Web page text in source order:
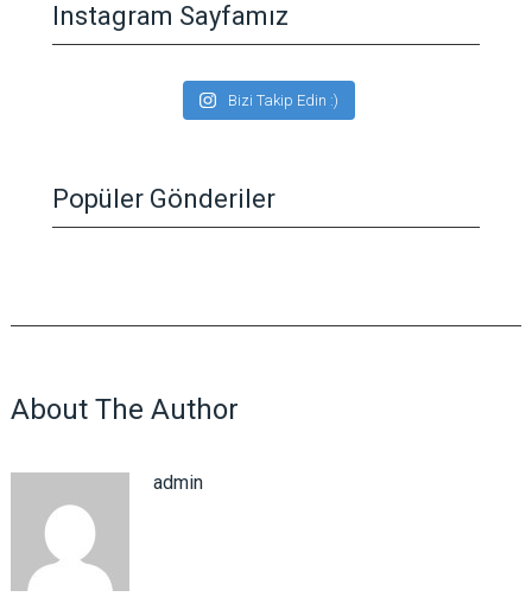
Instagram Sayfamız
Bizi Takip Edin :)
Popüler Gönderiler
About The Author
admin